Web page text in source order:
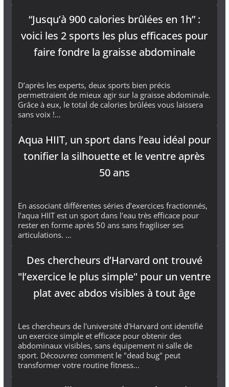
“Jusqu’à 900 calories brûlées en 1h” :
voici les 2 sports les plus efficaces pour
faire fondre la graisse abdominale
D’après les experts, deux sports bien précis
permettraient de mieux agir sur la graisse abdominale.
Grâce à eux, le total de calories brûlées vous laissera
sans voix !…
Aqua HIIT, un sport dans l’eau idéal pour
tonifier la silhouette et le ventre après
50 ans
En associant différentes séries d’exercices fractionnés,
l’aqua HIIT est un sport dans l’eau très efficace pour
rester en forme après 50 ans sans fragiliser ses
articulations. …
Des chercheurs d’Harvard ont trouvé
"l’exercice le plus simple" pour un ventre
plat avec abdos visibles à tout âge
Les chercheurs de l'université d'Harvard ont identifié
un exercice simple et efficace pour obtenir des
abdominaux visibles, sans équipement ni salle de
sport. Découvrez comment le "dead bug" peut
transformer votre routine fitness...